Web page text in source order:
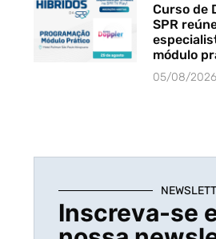
Curso de
SPR
módulo
05/08/2026
Inscreva-se